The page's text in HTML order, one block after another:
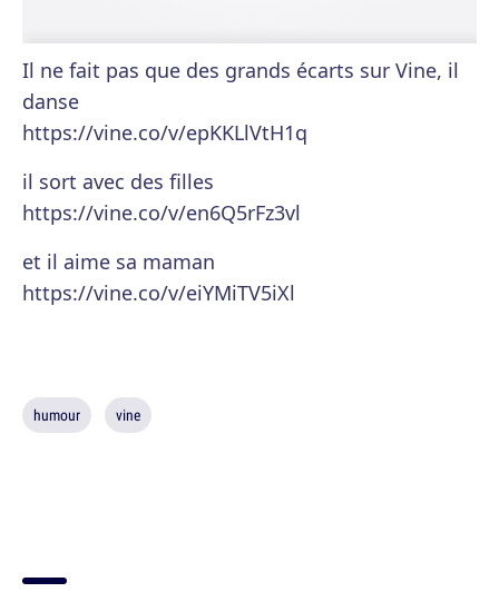
Il ne fait pas que des grands écarts sur Vine, il
danse
https://vine.co/v/epKKLlVtH1q
il sort avec des filles
https://vine.co/v/en6Q5rFz3vl
et il aime sa maman
https://vine.co/v/eiYMiTV5iXl
humour vine